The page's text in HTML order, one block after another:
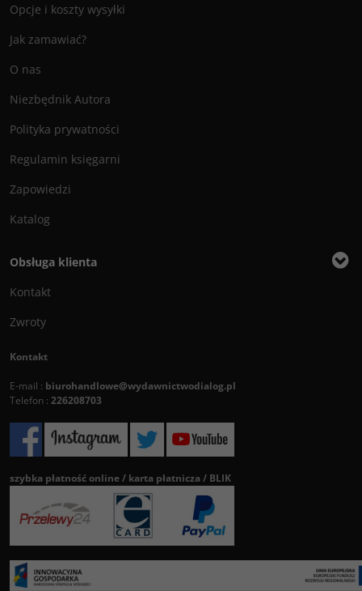
Opcje i koszty wysyłki
Jak zamawiać?
O nas
Niezbędnik Autora
Polityka prywatności
Regulamin księgarni
Zapowiedzi
Katalog
Obsługa klienta
Kontakt
Zwroty
Kontakt
E-mail : biurohandlowe@wydawnictwodialog.pl
Telefon : 226208703
szybka płatność online / karta płatnicza / BLIK